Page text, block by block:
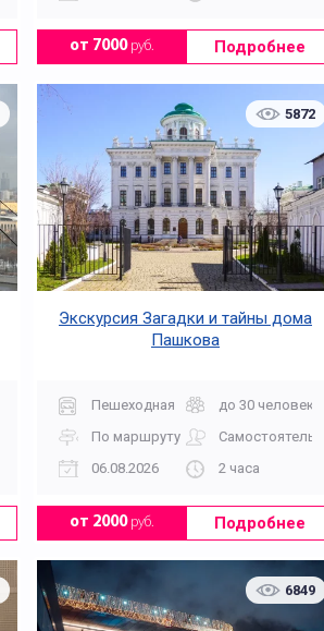
от 7000руб. Подробнее
5872
Экскурсия Загадки и тайны дома
Пашкова
Пешеходная
до 30 человек
По маршруту
Самостоятельно
06.08.2026
2 часа
от 2000руб. Подробнее
6849